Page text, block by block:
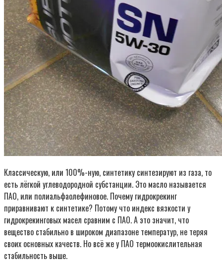
Классическую, или 100%-ную, синтетику синтезируют из газа, то
есть лёгкой углеводородной субстанции. Это масло называется
ПАО, или полиальфаолефиновое. Почему гидрокрекинг
приравнивают к синтетике? Потому что индекс вязкости у
гидрокрекинговых масел сравним с ПАО. А это значит, что
вещество стабильно в широком диапазоне температур, не теряя
своих основных качеств. Но всё же у ПАО термоокислительная
стабильность выше.